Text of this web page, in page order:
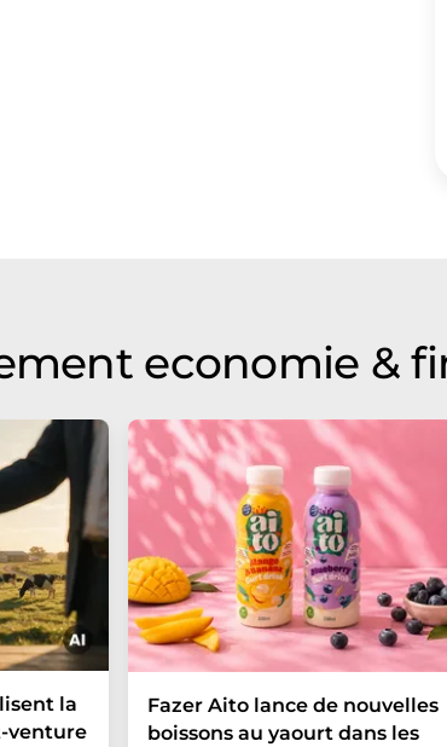
economie &
la
venture
Fazer Aito lance de nouvelles
boissons au yaourt dans les